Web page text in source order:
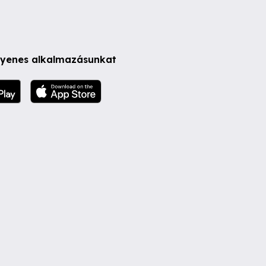
alkalmazásunkat